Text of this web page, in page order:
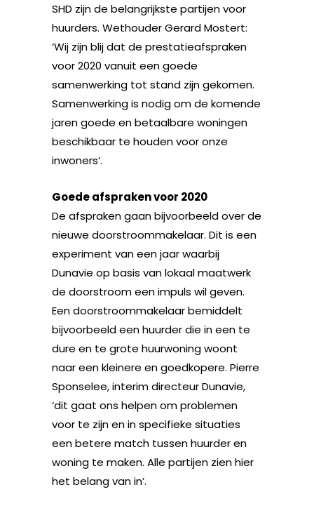
SHD zijn de belangrijkste partijen voor
huurders. Wethouder Gerard Mostert:
‘Wij zijn blij dat de prestatieafspraken
voor 2020 vanuit een goede
samenwerking tot stand zijn gekomen.
Samenwerking is nodig om de komende
jaren goede en betaalbare woningen
beschikbaar te houden voor onze
inwoners’.
Goede afspraken voor 2020
De afspraken gaan bijvoorbeeld over de
nieuwe doorstroommakelaar. Dit is een
experiment van een jaar waarbij
Dunavie op basis van lokaal maatwerk
de doorstroom een impuls wil geven.
Een doorstroommakelaar bemiddelt
bijvoorbeeld een huurder die in een te
dure en te grote huurwoning woont
naar een kleinere en goedkopere. Pierre
Sponselee, interim directeur Dunavie,
‘dit gaat ons helpen om problemen
voor te zijn en in specifieke situaties
een betere match tussen huurder en
woning te maken. Alle partijen zien hier
het belang van in’.